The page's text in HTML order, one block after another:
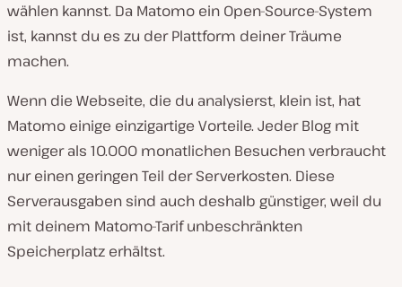
wählen kannst. Da Matomo ein Open-Source-System
ist, kannst du es zu der Plattform deiner Träume
machen.
Wenn die Webseite, die du analysierst, klein ist, hat
Matomo einige einzigartige Vorteile. Jeder Blog mit
weniger als 10.000 monatlichen Besuchen verbraucht
nur einen geringen Teil der Serverkosten. Diese
Serverausgaben sind auch deshalb günstiger, weil du
mit deinem Matomo-Tarif unbeschränkten
Speicherplatz erhältst.